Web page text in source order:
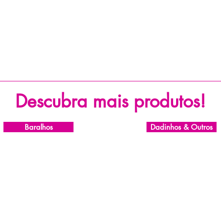
Descubra mais produtos!
Baralhos Dadinhos & Outros